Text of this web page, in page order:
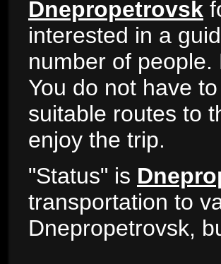
Dnepropetrovsk
interested in a
number of
You do not have
suitable routes to
enjoy the trip.
"Status" is
transportation to
Dnepropetrovsk,